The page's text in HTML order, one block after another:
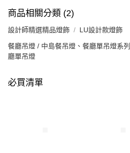
商品相關分類 (2)
設計師精選精品燈飾 LU設計款燈飾
餐廳吊燈 / 中島餐吊燈、餐廳單吊燈系列
廳單吊燈
必買清單